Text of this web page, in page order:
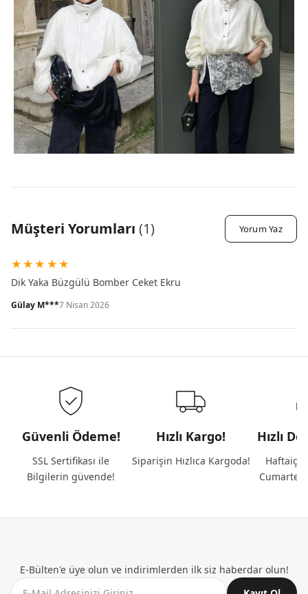
Müşteri Yorumları (1) Yorum Yaz
★ ★ ★ ★ ★
Dik Yaka Büzgülü Bomber Ceket Ekru
Gülay M***7 Nisan 2026
Güvenli Ödeme!
SSL Sertifikası ile
Bilgilerin güvende!
Hızlı Kargo!
Siparişin Hızlıca Kargoda!
Hızlı
Haftaiçi
E-Bülten'e üye olun ve indirimlerden ilk siz haberdar olun!